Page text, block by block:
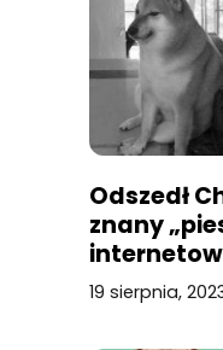
Odszedł
znany
19 sierpnia,